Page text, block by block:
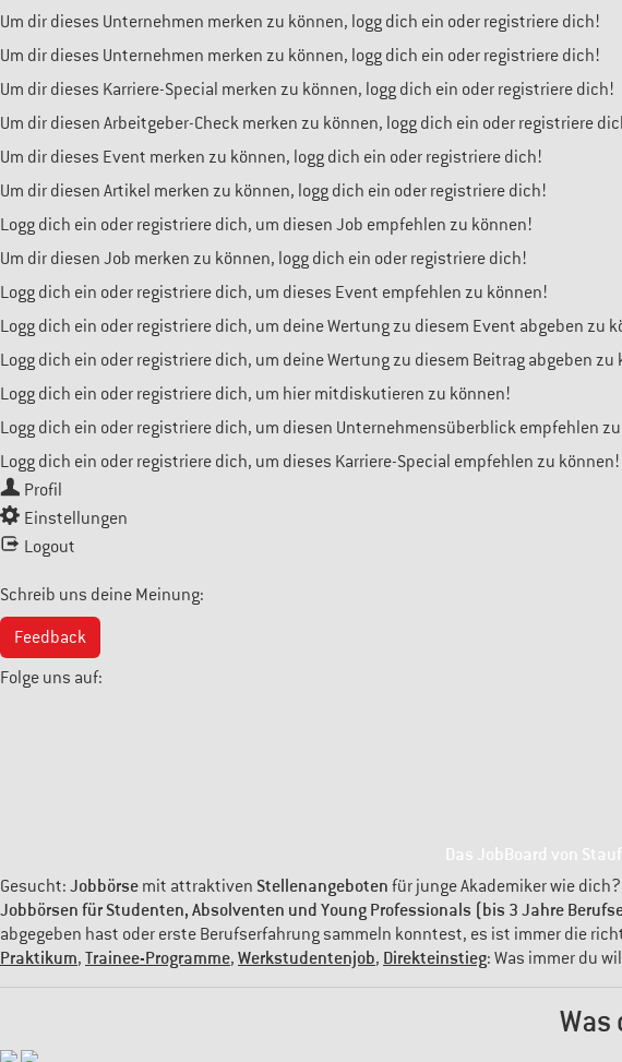
Um dir dieses Unternehmen merken zu können, logg dich ein oder registriere dich!
Um dir dieses Unternehmen merken zu können, logg dich ein oder registriere dich!
Um dir dieses Karriere-Special merken zu können, logg dich ein oder registriere dich!
Um dir diesen Arbeitgeber-Check merken zu können, logg dich ein oder registriere
Um dir dieses Event merken zu können, logg dich ein oder registriere dich!
Um dir diesen Artikel merken zu können, logg dich ein oder registriere dich!
Logg dich ein oder registriere dich, um diesen Job empfehlen zu können!
Um dir diesen Job merken zu können, logg dich ein oder registriere dich!
Logg dich ein oder registriere dich, um dieses Event empfehlen zu können!
Logg dich ein oder registriere dich, um deine Wertung zu diesem Event abgeben zu
Logg dich ein oder registriere dich, um deine Wertung zu diesem Beitrag abgeben zu
Logg dich ein oder registriere dich, um hier mitdiskutieren zu können!
Logg dich ein oder registriere dich, um diesen Unternehmensüberblick empfehlen
Logg dich ein oder registriere dich, um dieses Karriere-Special empfehlen zu können!
Profil
Einstellungen
Logout
Schreib uns deine Meinung:
Feedback
Folge uns auf:
Das JobBoard von
Gesucht: Jobbörse mit attraktiven Stellenangeboten für junge Akademiker wie
Jobbörsen für Studenten, Absolventen und Young Professionals (bis 3 Jahre
abgegeben hast oder erste Berufserfahrung sammeln konntest, es ist immer die
Praktikum, Trainee-Programme, Werkstudentenjob, Direkteinstieg: Was immer du